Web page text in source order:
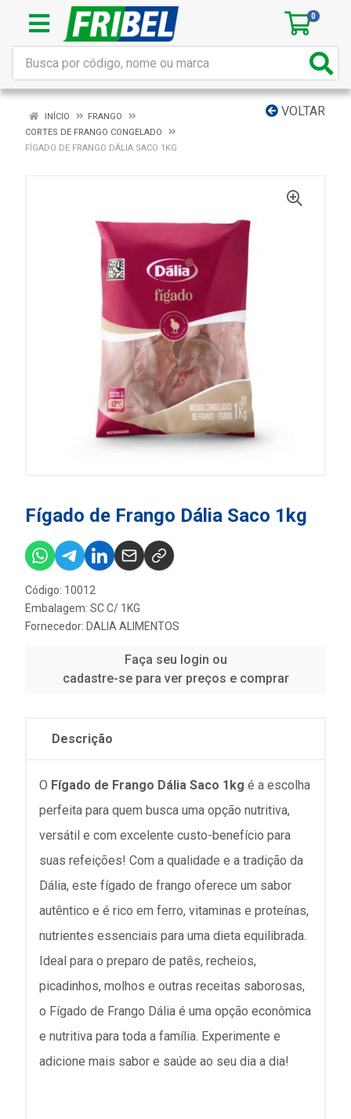
0
VOLTAR
INÍCIO
FRANGO
CORTES DE FRANGO CONGELADO
FÍGADO DE FRANGO DÁLIA SACO 1KG
Fígado de Frango Dália Saco 1kg
Código: 10012
Embalagem: SC C/ 1KG
Fornecedor: DALIA ALIMENTOS
Faça seu login ou
cadastre-se para ver preços e comprar
Descrição
O Fígado de Frango Dália Saco 1kg é a escolha
perfeita para quem busca uma opção nutritiva,
versátil e com excelente custo-benefício para
suas refeições! Com a qualidade e a tradição da
Dália, este fígado de frango oferece um sabor
autêntico e é rico em ferro, vitaminas e proteínas,
nutrientes essenciais para uma dieta equilibrada.
Ideal para o preparo de patês, recheios,
picadinhos, molhos e outras receitas saborosas,
o Fígado de Frango Dália é uma opção econômica
e nutritiva para toda a família. Experimente e
adicione mais sabor e saúde ao seu dia a dia!